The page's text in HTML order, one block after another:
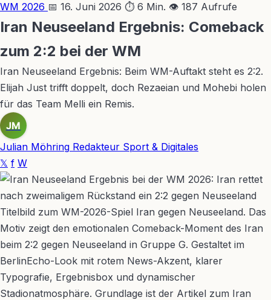
WM 2026 📅 16. Juni 2026 ⏱ 6 Min. 👁 187 Aufrufe
Iran Neuseeland Ergebnis: Comeback
zum 2:2 bei der WM
Iran Neuseeland Ergebnis: Beim WM-Auftakt steht es 2:2.
Elijah Just trifft doppelt, doch Rezaeian und Mohebi holen
für das Team Melli ein Remis.
JM
Julian Möhring Redakteur Sport & Digitales
𝕏 f W
Titelbild zum WM-2026-Spiel Iran gegen Neuseeland. Das
Motiv zeigt den emotionalen Comeback-Moment des Iran
beim 2:2 gegen Neuseeland in Gruppe G. Gestaltet im
BerlinEcho-Look mit rotem News-Akzent, klarer
Typografie, Ergebnisbox und dynamischer
Stadionatmosphäre. Grundlage ist der Artikel zum Iran